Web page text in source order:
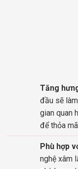
Tăng
đầu sẽ
gian quan
để thỏa
Phù hợp
nghệ xâm